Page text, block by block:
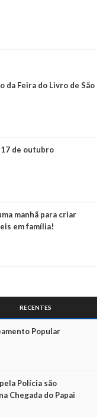
da Feira do Livro de São
de outubro
manhã para criar
em família!
RECENTES
Popular
Polícia são
Chegada do Papai